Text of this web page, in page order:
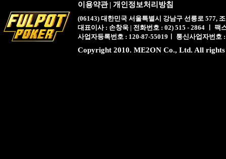
이용약관 | 개인정보처리방침
(06143) 대한민국 서울특별시 강남구 선릉로 577,
대표이사 : 손창욱 | 전화번호 : 02) 515 - 2864 ㅣ 팩
사업자등록번호 : 120-87-55019ㅣ 통신사업자번호
Copyright 2010. ME2ON Co., Ltd. All rights